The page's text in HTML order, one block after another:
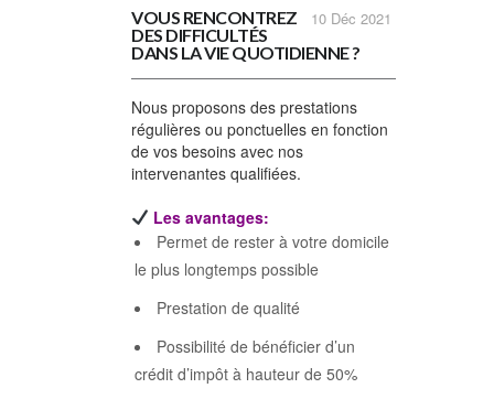
10 Déc 2021
VOUS RENCONTREZ
DES DIFFICULTÉS
DANS LA VIE QUOTIDIENNE ?
Nous proposons des prestations
régulières ou ponctuelles en fonction
de vos besoins avec nos
intervenantes qualifiées.
Les avantages:
Permet de rester à votre domicile
le plus longtemps possible
Prestation de qualité
Possibilité de bénéficier d’un
crédit d’impôt à hauteur de 50%